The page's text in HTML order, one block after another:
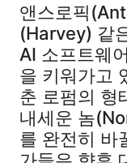
앤스로픽
(Harvey) 같
AI 소프트웨
을 키워가고
춘 로펌의 형
내세운 놈
를 완전히 바